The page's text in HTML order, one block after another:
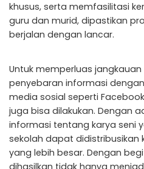
khusus, serta memfasilitasi
guru dan murid, dipastikan
berjalan dengan lancar.
Untuk memperluas
penyebaran informasi
media sosial seperti
juga bisa dilakukan. Dengan
informasi tentang karya seni
sekolah dapat didistribusikan
yang lebih besar. Dengan